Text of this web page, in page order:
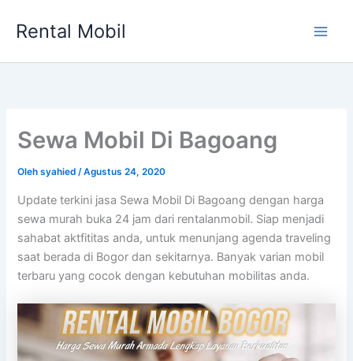
Rental Mobil
Sewa Mobil Di Bagoang
Olehsyahied/Agustus 24, 2020
Update terkini jasa Sewa Mobil Di Bagoang dengan harga
sewa murah buka 24 jam dari rentalanmobil. Siap menjadi
sahabat aktfititas anda, untuk menunjang agenda traveling
saat berada di Bogor dan sekitarnya. Banyak varian mobil
terbaru yang cocok dengan kebutuhan mobilitas anda.